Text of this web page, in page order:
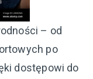
– od
po
dostępowi do